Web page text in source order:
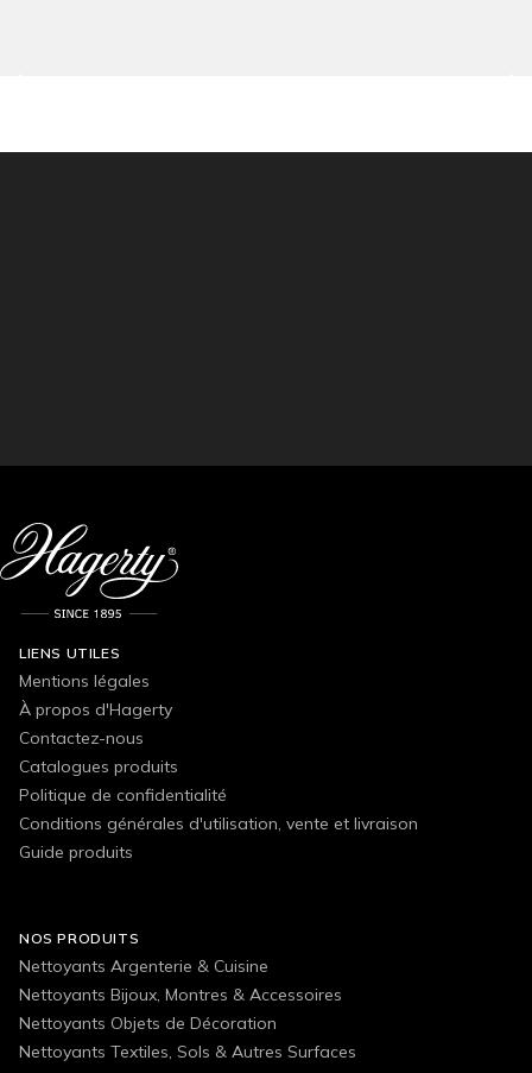
LIENS UTILES
Mentions légales
À propos d'Hagerty
Contactez-nous
Catalogues produits
Politique de confidentialité
Conditions générales d'utilisation, vente et livraison
Guide produits
NOS PRODUITS
Nettoyants Argenterie & Cuisine
Nettoyants Bijoux, Montres & Accessoires
Nettoyants Objets de Décoration
Nettoyants Textiles, Sols & Autres Surfaces